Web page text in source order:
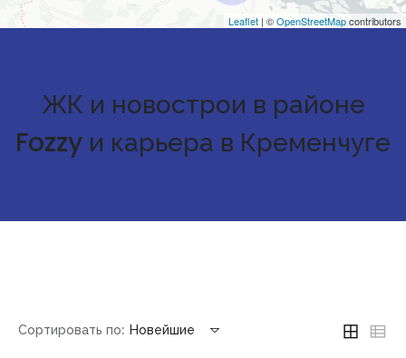
Leaflet | ©OpenStreetMapcontributors
ЖК и новострои в районе
Fozzy и карьера в Кременчуге
Сортировать по: Новейшие